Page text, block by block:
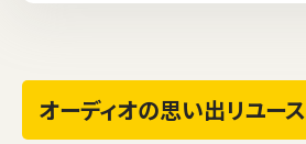
オーディオの思い出リユース